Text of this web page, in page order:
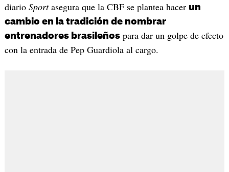
diario Sportasegura que la CBF se plantea hacer un
cambio en la tradición de nombrar
entrenadores brasileñospara dar un golpe de efecto
con la entrada de Pep Guardiola al cargo.